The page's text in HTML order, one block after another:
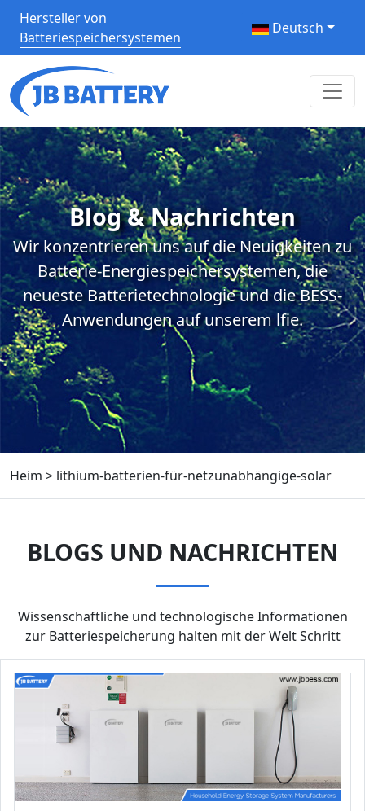
Hersteller von
Batteriespeichersystemen
Deutsch
Blog & Nachrichten
Wir konzentrieren uns auf die Neuigkeiten zu
Batterie-Energiespeichersystemen, die
neueste Batterietechnologie und die BESS-
Anwendungen auf unserem lfie.
Heim > lithium-batterien-für-netzunabhängige-solar
BLOGS UND NACHRICHTEN
Wissenschaftliche und technologische Informationen
zur Batteriespeicherung halten mit der Welt Schritt